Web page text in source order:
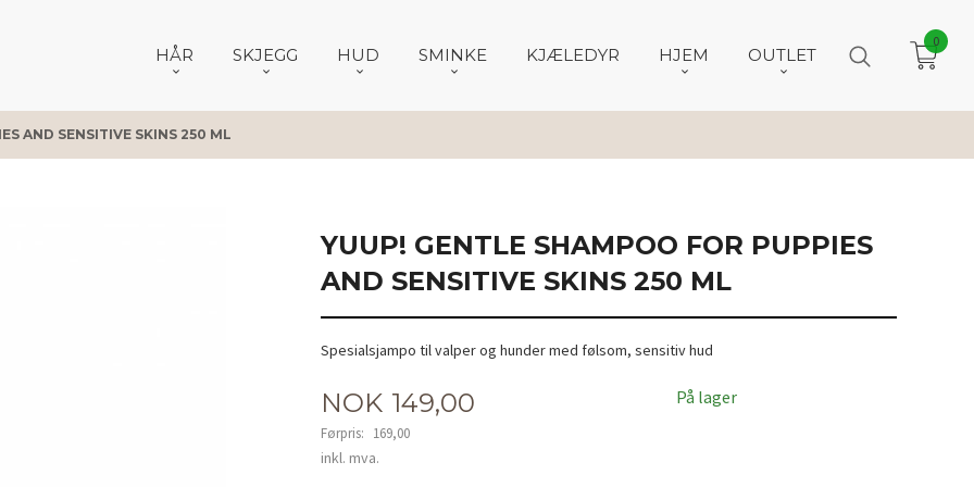
HÅR SKJEGG HUD SMINKE KJÆLEDYR HJEM OUTLET
0
AND SENSITIVE SKINS 250 ML
YUUP! GENTLE SHAMPOO FOR PUPPIES
AND SENSITIVE SKINS 250 ML
Spesialsjampo til valper og hunder med følsom, sensitiv hud
Tilbud
NOK 149,00
Førpris: 169,00
Rabatt
inkl. mva.
På lager